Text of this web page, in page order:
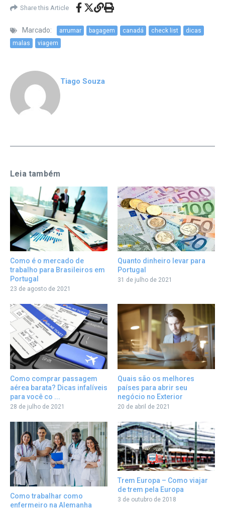
Share this Article
Marcado: arrumar bagagem canadá check list
dicas
malas
viagem
Tiago Souza
Leia também
Como é o mercado de
trabalho para Brasileiros em
Portugal
23 de agosto de 2021
Quanto dinheiro levar para
Portugal
31 de julho de 2021
Como comprar passagem
aérea barata? Dicas infalíveis
para você co ...
28 de julho de 2021
Quais são os melhores
países para abrir seu
negócio no Exterior
20 de abril de 2021
Como trabalhar como
enfermeiro na Alemanha
Trem Europa – Como viajar
de trem pela Europa
3 de outubro de 2018